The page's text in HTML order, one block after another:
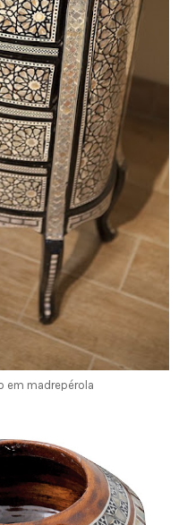
em madrepérola